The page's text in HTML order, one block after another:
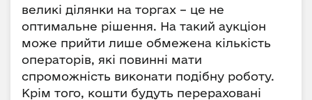
великі ділянки на торгах – це не
оптимальне рішення. На такий аукціон
може прийти лише обмежена кількість
операторів, які повинні мати
спроможність виконати подібну роботу.
Крім того, кошти будуть перераховані